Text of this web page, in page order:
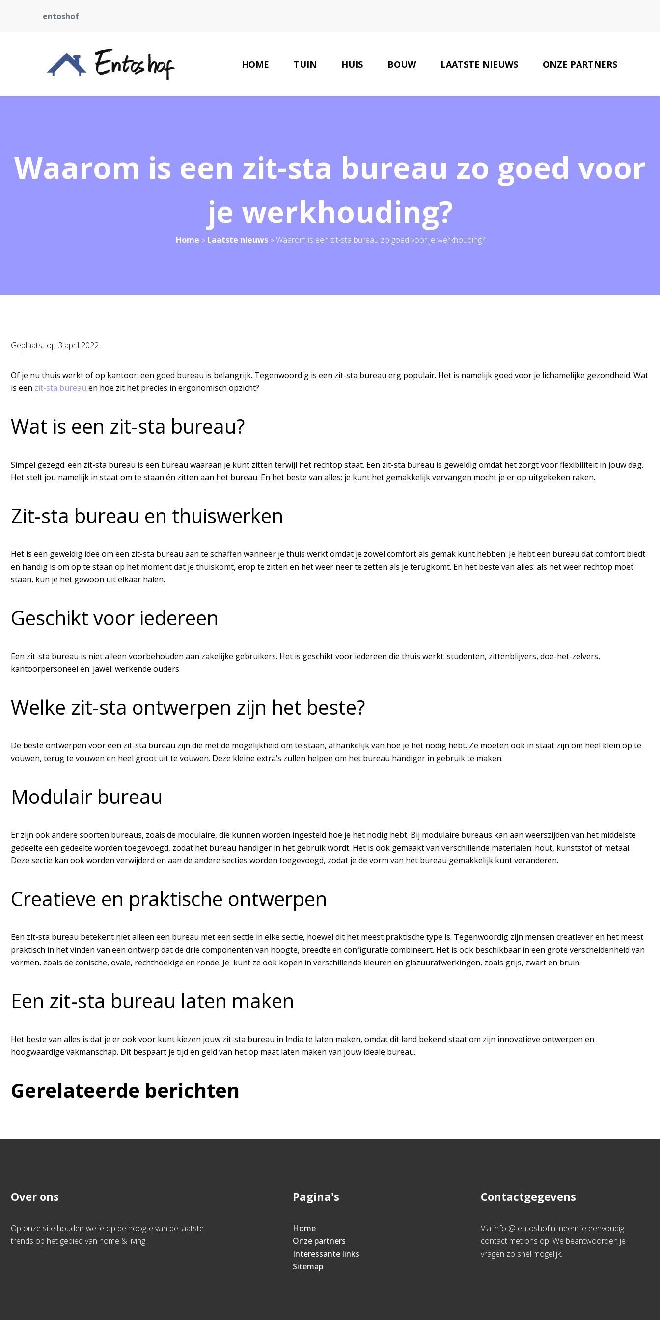
entoshof
HOME TUIN HUIS BOUW LAATSTE NIEUWS ONZE PARTNERS
Waarom is een zit-sta bureau zo goed voor
je werkhouding?
Home » Laatste nieuws» Waarom is een zit-sta bureau zo goed voor je werkhouding?
Geplaatst op 3 april 2022
Of je nu thuis werkt of op kantoor: een goed bureau is belangrijk. Tegenwoordig is een zit-sta bureau erg populair. Het is namelijk goed voor je lichamelijke gezondheid. Wat
is een zit-sta bureau en hoe zit het precies in ergonomisch opzicht?
Wat is een zit-sta bureau?
Simpel gezegd: een zit-sta bureau is een bureau waaraan je kunt zitten terwijl het rechtop staat. Een zit-sta bureau is geweldig omdat het zorgt voor flexibiliteit in jouw dag.
Het stelt jou namelijk in staat om te staan én zitten aan het bureau. En het beste van alles: je kunt het gemakkelijk vervangen mocht je er op uitgekeken raken.
Zit-sta bureau en thuiswerken
Het is een geweldig idee om een zit-sta bureau aan te schaffen wanneer je thuis werkt omdat je zowel comfort als gemak kunt hebben. Je hebt een bureau dat comfort biedt
en handig is om op te staan op het moment dat je thuiskomt, erop te zitten en het weer neer te zetten als je terugkomt. En het beste van alles: als het weer rechtop moet
staan, kun je het gewoon uit elkaar halen.
Geschikt voor iedereen
Een zit-sta bureau is niet alleen voorbehouden aan zakelijke gebruikers. Het is geschikt voor iedereen die thuis werkt: studenten, zittenblijvers, doe-het-zelvers,
kantoorpersoneel en: jawel: werkende ouders.
Welke zit-sta ontwerpen zijn het beste?
De beste ontwerpen voor een zit-sta bureau zijn die met de mogelijkheid om te staan, afhankelijk van hoe je het nodig hebt. Ze moeten ook in staat zijn om heel klein op te
vouwen, terug te vouwen en heel groot uit te vouwen. Deze kleine extra’s zullen helpen om het bureau handiger in gebruik te maken.
Modulair bureau
Er zijn ook andere soorten bureaus, zoals de modulaire, die kunnen worden ingesteld hoe je het nodig hebt. Bij modulaire bureaus kan aan weerszijden van het middelste
gedeelte een gedeelte worden toegevoegd, zodat het bureau handiger in het gebruik wordt. Het is ook gemaakt van verschillende materialen: hout, kunststof of metaal.
Deze sectie kan ook worden verwijderd en aan de andere secties worden toegevoegd, zodat je de vorm van het bureau gemakkelijk kunt veranderen.
Creatieve en praktische ontwerpen
Een zit-sta bureau betekent niet alleen een bureau met een sectie in elke sectie, hoewel dit het meest praktische type is. Tegenwoordig zijn mensen creatiever en het meest
praktisch in het vinden van een ontwerp dat de drie componenten van hoogte, breedte en configuratie combineert. Het is ook beschikbaar in een grote verscheidenheid van
vormen, zoals de conische, ovale, rechthoekige en ronde. Je kunt ze ook kopen in verschillende kleuren en glazuurafwerkingen, zoals grijs, zwart en bruin.
Een zit-sta bureau laten maken
Het beste van alles is dat je er ook voor kunt kiezen jouw zit-sta bureau in India te laten maken, omdat dit land bekend staat om zijn innovatieve ontwerpen en
hoogwaardige vakmanschap. Dit bespaart je tijd en geld van het op maat laten maken van jouw ideale bureau.
Gerelateerde berichten
Over ons
Op onze site houden we je op de hoogte van de laatste
trends op het gebied van home & living.
Pagina's
Home
Onze partners
Interessante links
Sitemap
Contactgegevens
Via info @ entoshof.nl neem je eenvoudig
contact met ons op. We beantwoorden je
vragen zo snel mogelijk.